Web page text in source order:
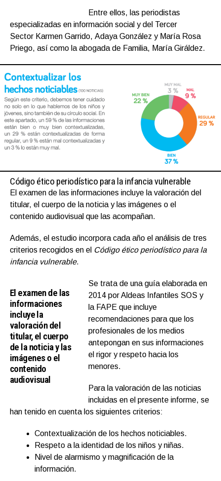
Entre ellos, las periodistas
especializadas en información social y del Tercer
Sector Karmen Garrido, Adaya González y María Rosa
Priego, así como la abogada de Familia, María Giráldez.
Código ético periodístico para la infancia vulnerable
El examen de las informaciones incluye la valoración del
titular, el cuerpo de la noticia y las imágenes o el
contenido audiovisual que las acompañan.
Además, el estudio incorpora cada año el análisis de tres
criterios recogidos en el Código ético periodístico para la
infancia vulnerable.
El examen de las
informaciones
incluye la
valoración del
titular, el cuerpo
de la noticia y las
imágenes o el
contenido
audiovisual
Se trata de una guía elaborada en
2014 por Aldeas Infantiles SOS y
la FAPE que incluye
recomendaciones para que los
profesionales de los medios
antepongan en sus informaciones
el rigor y respeto hacia los
menores.
Para la valoración de las noticias
incluidas en el presente informe, se
han tenido en cuenta los siguientes criterios:
Contextualización de los hechos noticiables.
Respeto a la identidad de los niños y niñas.
Nivel de alarmismo y magnificación de la
información.